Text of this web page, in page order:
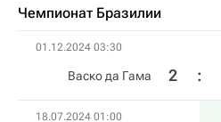
Чемпионат Бразилии
01.12.2024 03:30
Васко да Гама 2 :
18.07.2024 01:00